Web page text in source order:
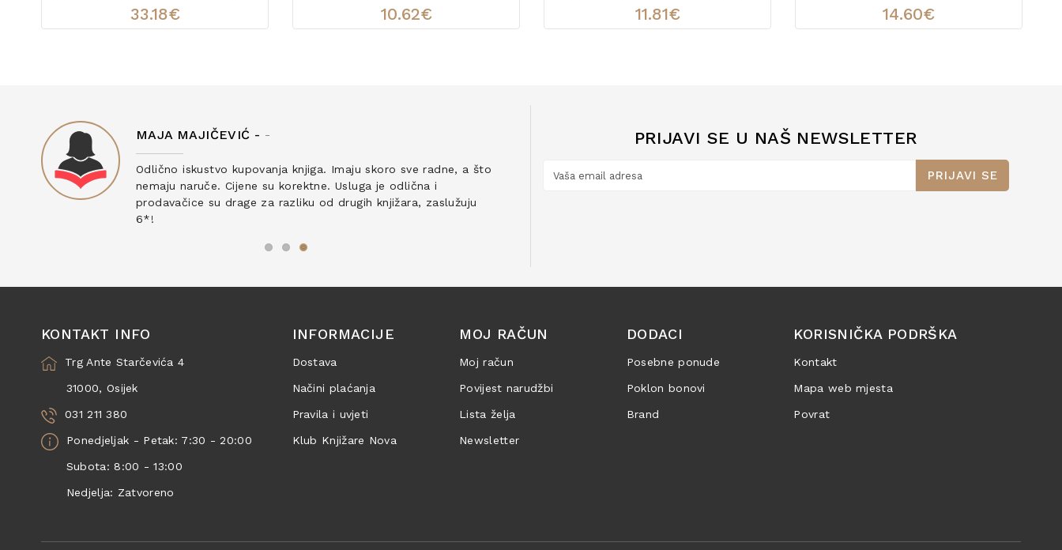
33.18€ 10.62€ 11.81€ 14.60€
MAJA MAJIČEVIĆ - -
Odlično iskustvo kupovanja knjiga. Imaju skoro sve radne, a što
nemaju naruče. Cijene su korektne. Usluga je odlična i
prodavačice su drage za razliku od drugih knjižara, zaslužuju
6*!
PRIJAVI SE U NAŠ NEWSLETTER
PRIJAVI SE
KONTAKT INFO
Trg Ante Starčevića 4
31000, Osijek
031 211 380
Ponedjeljak - Petak: 7:30 - 20:00
Subota: 8:00 - 13:00
Nedjelja: Zatvoreno
INFORMACIJE
Dostava
Načini plaćanja
Pravila i uvjeti
Klub Knjižare Nova
MOJ RAČUN
Moj račun
Povijest narudžbi
Lista želja
Newsletter
DODACI
Posebne ponude
Poklon bonovi
Brand
KORISNIČKA PODRŠKA
Kontakt
Mapa web mjesta
Povrat